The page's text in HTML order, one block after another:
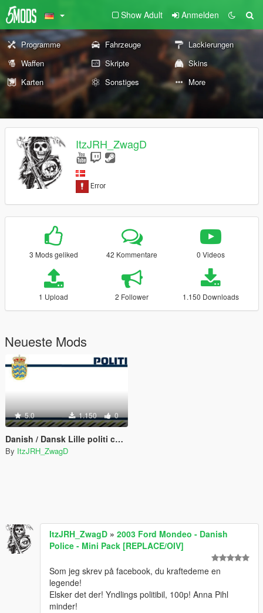
Show Adult Anmelden
Programme Fahrzeuge
Lackierungen
Waffen
Skripte
Skins
Karten
Sonstiges More
ItzJRH_ZwagD
3 Mods geliked 42 Kommentare 0 Videos
1 Upload 2 Follower 1.150 Downloads
Neueste Mods
5.0 1.150 0
Danish / Dansk Lille politi computer pakke
By ItzJRH_ZwagD
ItzJRH_ZwagD » 2003 Ford Mondeo - Danish
Police - Mini Pack [REPLACE/OIV]
Som jeg skrev på facebook, du kraftedeme en
legende!
Elsker det der! Yndlings politibil, 100p! Anna Pihl
minder!